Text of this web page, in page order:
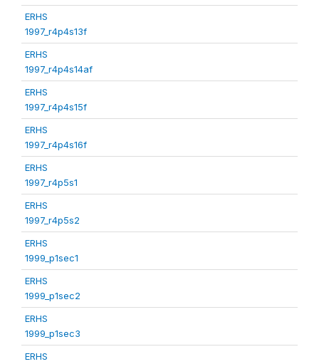
ERHS
1997_r4p4s13f
ERHS
1997_r4p4s14af
ERHS
1997_r4p4s15f
ERHS
1997_r4p4s16f
ERHS
1997_r4p5s1
ERHS
1997_r4p5s2
ERHS
1999_p1sec1
ERHS
1999_p1sec2
ERHS
1999_p1sec3
ERHS